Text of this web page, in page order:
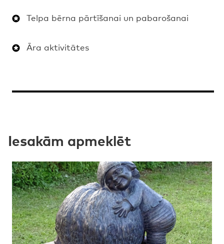
Telpa bērna pārtīšanai un pabarošanai
Āra aktivitātes
Iesakām apmeklēt